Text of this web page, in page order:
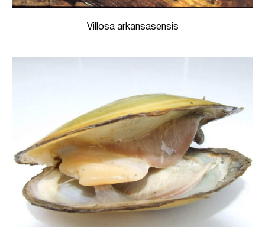
Villosa arkansasensis